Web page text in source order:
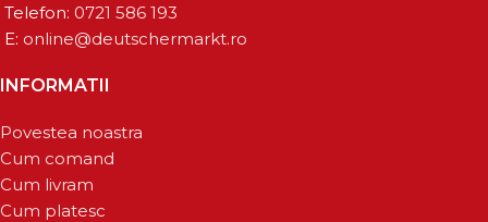
Telefon: 0721 586 193
E: online@deutschermarkt.ro
INFORMATII
Povestea noastra
Cum comand
Cum livram
Cum platesc